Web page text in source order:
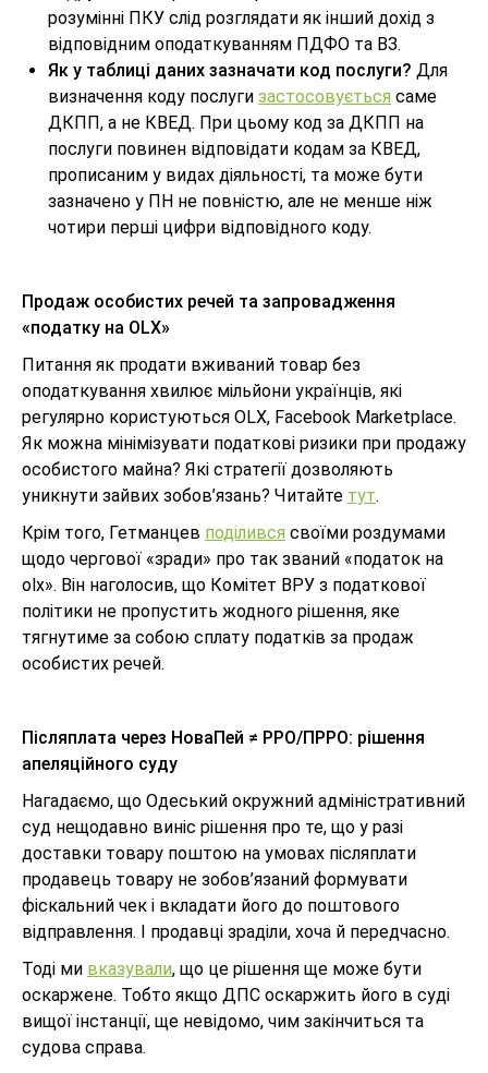
розумінні ПКУ слід розглядати як інший дохід з
відповідним оподаткуванням ПДФО та ВЗ.
Як у таблиці даних зазначати код послуги? Для
визначення коду послуги застосовується саме
ДКПП, а не КВЕД. При цьому код за ДКПП на
послуги повинен відповідати кодам за КВЕД,
прописаним у видах діяльності, та може бути
зазначено у ПН не повністю, але не менше ніж
чотири перші цифри відповідного коду.
Продаж особистих речей та запровадження
«податку на OLX»
Питання як продати вживаний товар без
оподаткування хвилює мільйони українців, які
регулярно користуються OLX, Facebook Marketplace.
Як можна мінімізувати податкові ризики при продажу
особистого майна? Які стратегії дозволяють
уникнути зайвих зобов’язань? Читайте тут.
Крім того, Гетманцев поділився своїми роздумами
щодо чергової «зради» про так званий «податок на
olx». Він наголосив, що Комітет ВРУ з податкової
політики не пропустить жодного рішення, яке
тягнутиме за собою сплату податків за продаж
особистих речей.
Післяплата через НоваПей ≠ РРО/ПРРО: рішення
апеляційного суду
Нагадаємо, що Одеський окружний адміністративний
суд нещодавно виніс рішення про те, що у разі
доставки товару поштою на умовах післяплати
продавець товару не зобов’язаний формувати
фіскальний чек і вкладати його до поштового
відправлення. І продавці зраділи, хоча й передчасно.
Тоді ми вказували, що це рішення ще може бути
оскаржене. Тобто якщо ДПС оскаржить його в суді
вищої інстанції, ще невідомо, чим закінчиться та
судова справа.